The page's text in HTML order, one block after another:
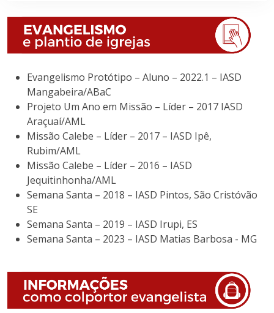
Evangelismo Protótipo – Aluno – 2022.1 – IASD
Mangabeira/ABaC
Projeto Um Ano em Missão – Líder – 2017 IASD
Araçuaí/AML
Missão Calebe – Líder – 2017 – IASD Ipê,
Rubim/AML
Missão Calebe – Líder – 2016 – IASD
Jequitinhonha/AML
Semana Santa – 2018 – IASD Pintos, São Cristóvão
SE
Semana Santa – 2019 – IASD Irupi, ES
Semana Santa – 2023 – IASD Matias Barbosa - MG